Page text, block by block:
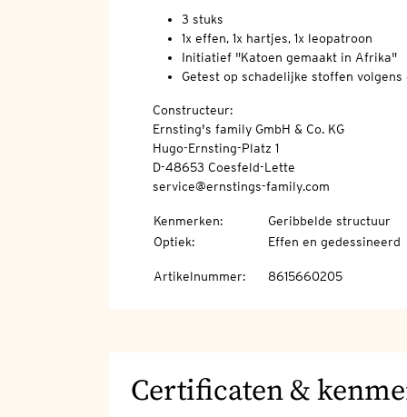
3 stuks
1x effen, 1x hartjes, 1x leopatroon
Initiatief "Katoen gemaakt in Afrika"
Getest op schadelijke stoffen volgens
Constructeur:
Ernsting's family GmbH & Co. KG
Hugo-Ernsting-Platz 1
D-48653 Coesfeld-Lette
service@ernstings-family.com
Kenmerken:
Geribbelde structuur
Optiek: Effen en gedessineerd
Artikelnummer: 8615660205
Certificaten &